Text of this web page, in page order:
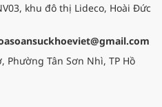
khu đô thị Lideco, Hoài Đức
Phường Tân Sơn Nhì, TP Hồ